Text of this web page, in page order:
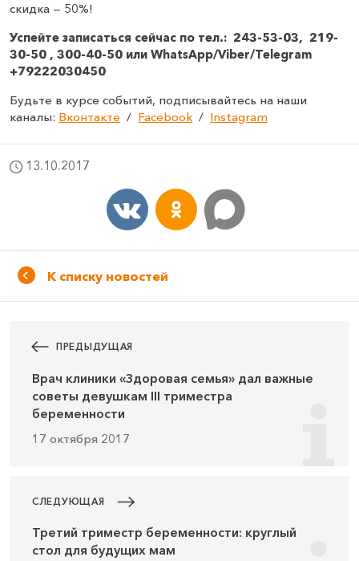
скидка — 50%!
Успейте записаться сейчас по тел.: 243-53-03, 219-
30-50 , 300-40-50 или WhatsApp/Viber/Telegram
+79222030450
Будьте в курсе событий, подписывайтесь на наши
каналы: Вконтакте / Facebook / Instagram
13.10.2017
К списку новостей
ПРЕДЫДУЩАЯ
Врач клиники «Здоровая семья» дал важные
советы девушкам III триместра
беременности
17 октября 2017
СЛЕДУЮЩАЯ
Третий триместр беременности: круглый
стол для будущих мам